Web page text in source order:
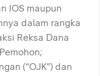
IOS maupun
dalam rangka
Reksa Dana
(“OJK”) dan